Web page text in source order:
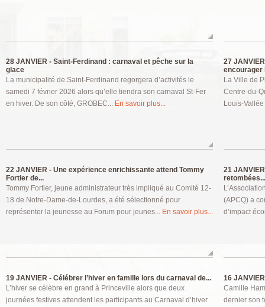
28 JANVIER - Saint-Ferdinand : carnaval et pêche sur la
glace
La municipalité de Saint-Ferdinand regorgera d’activités le
samedi 7 février 2026 alors qu’elle tiendra son carnaval St-Fer
en hiver. De son côté, GROBEC... En savoir plus...
27
encourager
La Ville de
Centre-du-
Louis-
22 JANVIER - Une expérience enrichissante attend Tommy
Fortier de...
Tommy Fortier, jeune administrateur très impliqué au Comité 12-
18 de Notre-Dame-de-Lourdes, a été sélectionné pour
représenter la jeunesse au Forum pour jeunes... En savoir plus...
21
retombées...
(APCQ) a
d’impact
19 JANVIER - Célébrer l’hiver en famille lors du carnaval de...
L’hiver se célèbre en grand à Princeville alors que deux
journées festives attendent les participants au Carnaval d’hiver
16
Camille
dernier son